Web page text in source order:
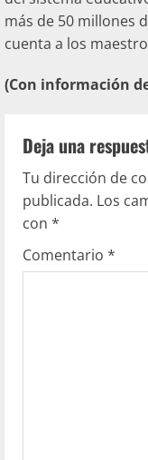
más de 50 millones
cuenta a los
(Con información
Deja una
Tu dirección de
publicada. Los
con *
Comentario *